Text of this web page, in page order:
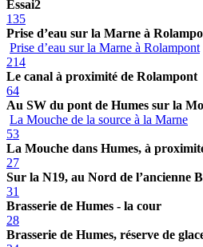
Essai2
135
Prise d’eau sur la Marne à
Prise d’eau sur la Marne à Rolampont
214
Le canal à proximité de Rolampont
64
Au SW du pont de Humes sur la
La Mouche de la source à la Marne
53
La Mouche dans Humes, à
27
Sur la N19, au Nord de l’ancienne
31
Brasserie de Humes - la cour
28
Brasserie de Humes, réserve de